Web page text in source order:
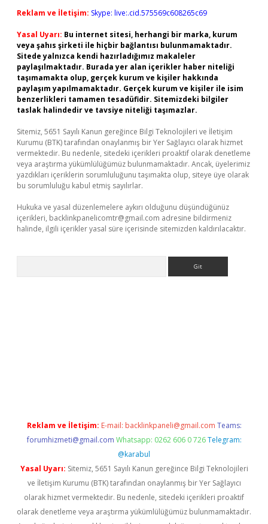
Reklam ve İletişim: Skype: live:.cid.575569c608265c69
Yasal Uyarı: Bu internet sitesi, herhangi bir marka, kurum
veya şahıs şirketi ile hiçbir bağlantısı bulunmamaktadır.
Sitede yalnızca kendi hazırladığımız makaleler
paylaşılmaktadır. Burada yer alan içerikler haber niteliği
taşımamakta olup, gerçek kurum ve kişiler hakkında
paylaşım yapılmamaktadır. Gerçek kurum ve kişiler ile isim
benzerlikleri tamamen tesadüfidir. Sitemizdeki bilgiler
taslak halindedir ve tavsiye niteliği taşımazlar.
Sitemiz, 5651 Sayılı Kanun gereğince Bilgi Teknolojileri ve İletişim
Kurumu (BTK) tarafından onaylanmış bir Yer Sağlayıcı olarak hizmet
vermektedir. Bu nedenle, sitedeki içerikleri proaktif olarak denetleme
veya araştırma yükümlülüğümüz bulunmamaktadır. Ancak, üyelerimiz
yazdıkları içeriklerin sorumluluğunu taşımakta olup, siteye üye olarak
bu sorumluluğu kabul etmiş sayılırlar.
Hukuka ve yasal düzenlemelere aykırı olduğunu düşündüğünüz
içerikleri, backlinkpanelicomtr@gmail.com adresine bildirmeniz
halinde, ilgili içerikler yasal süre içerisinde sitemizden kaldırılacaktır.
Reklam ve İletişim: E-mail: backlinkpaneli@gmail.com Teams:
forumhizmeti@gmail.com Whatsapp: 0262 606 0 726 Telegram:
@karabul
Yasal Uyarı: Sitemiz, 5651 Sayılı Kanun gereğince Bilgi Teknolojileri
ve İletişim Kurumu (BTK) tarafından onaylanmış bir Yer Sağlayıcı
olarak hizmet vermektedir. Bu nedenle, sitedeki içerikleri proaktif
olarak denetleme veya araştırma yükümlülüğümüz bulunmamaktadır.